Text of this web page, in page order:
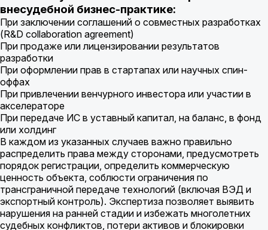
внесудебной бизнес-практике:
При заключении соглашений о совместных разработках
(R&D collaboration agreement)
При продаже или лицензировании результатов
разработки
При оформлении прав в стартапах или научных спин-
оффах
При привлечении венчурного инвестора или участии в
акселераторе
При передаче ИС в уставный капитал, на баланс, в фонд
или холдинг
В каждом из указанных случаев важно правильно
распределить права между сторонами, предусмотреть
порядок регистрации, определить коммерческую
ценность объекта, соблюсти ограничения по
трансграничной передаче технологий (включая ВЭД и
экспортный контроль). Экспертиза позволяет выявить
нарушения на ранней стадии и избежать многолетних
судебных конфликтов, потери активов и блокировки